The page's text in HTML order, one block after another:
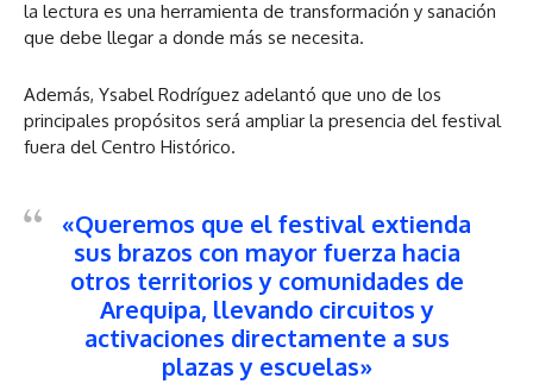
la lectura es una herramienta de transformación y sanación
que debe llegar a donde más se necesita.
Además, Ysabel Rodríguez adelantó que uno de los
principales propósitos será ampliar la presencia del festival
fuera del Centro Histórico.
«Queremos que el festival extienda
sus brazos con mayor fuerza hacia
otros territorios y comunidades de
Arequipa, llevando circuitos y
activaciones directamente a sus
plazas y escuelas»